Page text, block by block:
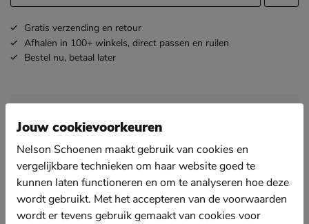
Gratis verzending en retour
Afhalen in 100+ winkels, direct passen en ruilen
Bestel nu, betaal later
Artikelnummer 3120101780-50
Nelson heren riem
Deze gevlochten riem staat super leuk bij een
voorjaarslook.
Uitgevoerd in textiel met een licht elastische werking.
Jouw cookievoorkeuren
Nelson Schoenen maakt gebruik van cookies en
vergelijkbare technieken om haar website goed te
kunnen laten functioneren en om te analyseren hoe deze
wordt gebruikt. Met het accepteren van de voorwaarden
wordt er tevens gebruik gemaakt van cookies voor